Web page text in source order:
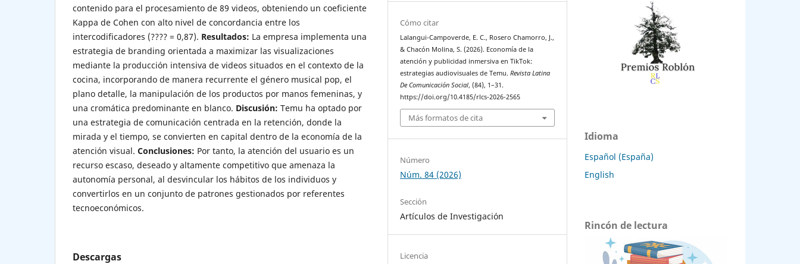
contenido para el procesamiento de 89 videos, obteniendo un coeficiente
Kappa de Cohen con alto nivel de concordancia entre los
intercodificadores (???? = 0,87). Resultados: La empresa implementa una
estrategia de branding orientada a maximizar las visualizaciones
mediante la producción intensiva de videos situados en el contexto de la
cocina, incorporando de manera recurrente el género musical pop, el
plano detalle, la manipulación de los productos por manos femeninas, y
una cromática predominante en blanco. Discusión: Temu ha optado por
una estrategia de comunicación centrada en la retención, donde la
mirada y el tiempo, se convierten en capital dentro de la economía de la
atención visual. Conclusiones: Por tanto, la atención del usuario es un
recurso escaso, deseado y altamente competitivo que amenaza la
autonomía personal, al desvincular los hábitos de los individuos y
convertirlos en un conjunto de patrones gestionados por referentes
tecnoeconómicos.
Descargas
Cómo citar
Lalangui-Campoverde, E. C., Rosero Chamorro, J.,
& Chacón Molina, S. (2026). Economía de la
atención y publicidad inmersiva en TikTok:
estrategias audiovisuales de Temu.Revista Latina
De Comunicación Social, (84), 1–31.
https://doi.org/10.4185/rlcs-2026-2565
Más formatos de cita
Número
Núm. 84 (2026)
Sección
Artículos de Investigación
Licencia
Idioma
Español (España)
English
Rincón de lectura